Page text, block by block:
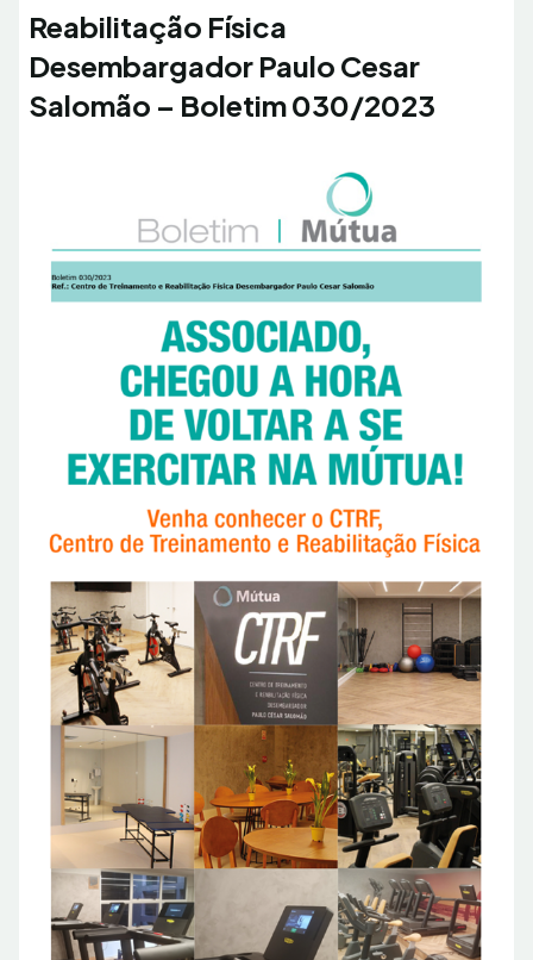
Reabilitação Física
Desembargador Paulo Cesar
Salomão – Boletim 030/2023